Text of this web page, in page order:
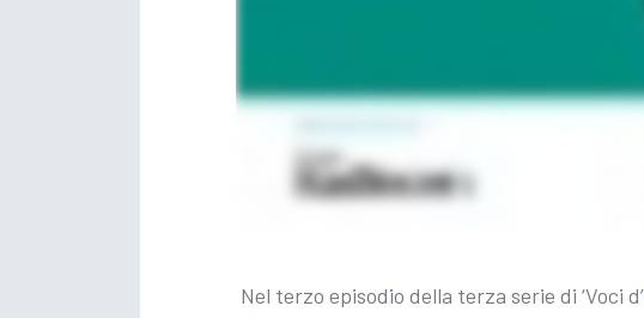
Nel terzo episodio della terza serie di ‘Voci